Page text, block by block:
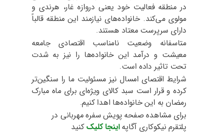
در منطقه فعالیت خود یعنی دروازه غار، هرندی و
مولوی می‌کند. خانواده‌های نیازمند این منطقه قالباً
دارای سرپرست معتاد هستند.
متاسفانه وضعیت نامناسب اقتصادی جامعه
معیشت و درآمد این خانواده‌ها را نیز به شدت
تحت تاثیر داده است.
شرایط اقتصای امسال نیز مسئولیت ما را سنگین‌تر
کرده و قرار است سبد کالای ویژه‌ای برای ماه مبارک
رمضان به این خانواده‌ها اهدا کنیم.
برای مشاهده صفحه پویش سفره مهربانی در
پلتقرم نیکوکاری آگاپهاینجا کلیک کنید